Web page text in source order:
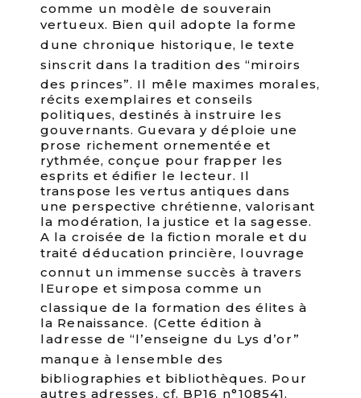
comme un modèle de souverain
vertueux. Bien quil adopte la forme
dune chronique historique, le texte
sinscrit dans la tradition des “miroirs
des princes”. Il mêle maximes morales,
récits exemplaires et conseils
politiques, destinés à instruire les
gouvernants. Guevara y déploie une
prose richement ornementée et
rythmée, conçue pour frapper les
esprits et édifier le lecteur. Il
transpose les vertus antiques dans
une perspective chrétienne, valorisant
la modération, la justice et la sagesse.
A la croisée de la fiction morale et du
traité déducation princière, louvrage
connut un immense succès à travers
lEurope et simposa comme un
classique de la formation des élites à
la Renaissance. (Cette édition à
ladresse de “l’enseigne du Lys d’or”
manque à lensemble des
bibliographies et bibliothèques. Pour
autres adresses, cf. BP16 n°108541.